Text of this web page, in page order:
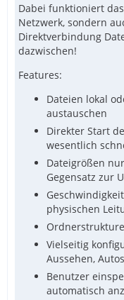
Dabei funktioniert
Netzwerk, sondern
Direktverbindung
dazwischen!
Features:
Dateien lokal
austauschen
Direkter Start
wesentlich
Dateigrößen
Gegensatz zur
physischen
Vielseitig
Aussehen,
Benutzer
automatisch